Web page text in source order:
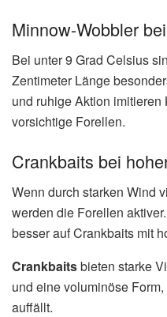
Minnow-Wobbler
Bei unter 9 Grad Celsius
Zentimeter Länge
und ruhige Aktion
vorsichtige Forellen.
Crankbaits bei
Wenn durch starken Wind
werden die Forellen
besser auf Crankbaits mit
Crankbaitsbieten starke
und eine voluminöse
auffällt.